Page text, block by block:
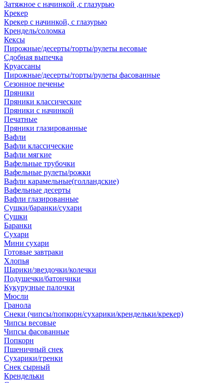
Затяжное с начинкой ,с глазурью
Крекер
Крекер с начинкой, с глазурью
Крендель/соломка
Кексы
Пирожные/десерты/торты/рулеты весовые
Сдобная выпечка
Круассаны
Пирожные/десерты/торты/рулеты фасованные
Сезонное печенье
Пряники
Пряники классические
Пряники с начинкой
Печатные
Пряники глазированные
Вафли
Вафли классические
Вафли мягкие
Вафельные трубочки
Вафельные рулеты/рожки
Вафли карамельные(голландские)
Вафельные десерты
Вафли глазированные
Сушки/баранки/сухари
Сушки
Баранки
Сухари
Мини сухари
Готовые завтраки
Хлопья
Шарики/звездочки/колечки
Подушечки/батончики
Кукурузные палочки
Мюсли
Гранола
Снеки (чипсы/попкорн/сухарики/крендельки/крекер)
Чипсы весовые
Чипсы фасованные
Попкорн
Пшеничный снек
Сухарики/гренки
Снек сырный
Крендельки